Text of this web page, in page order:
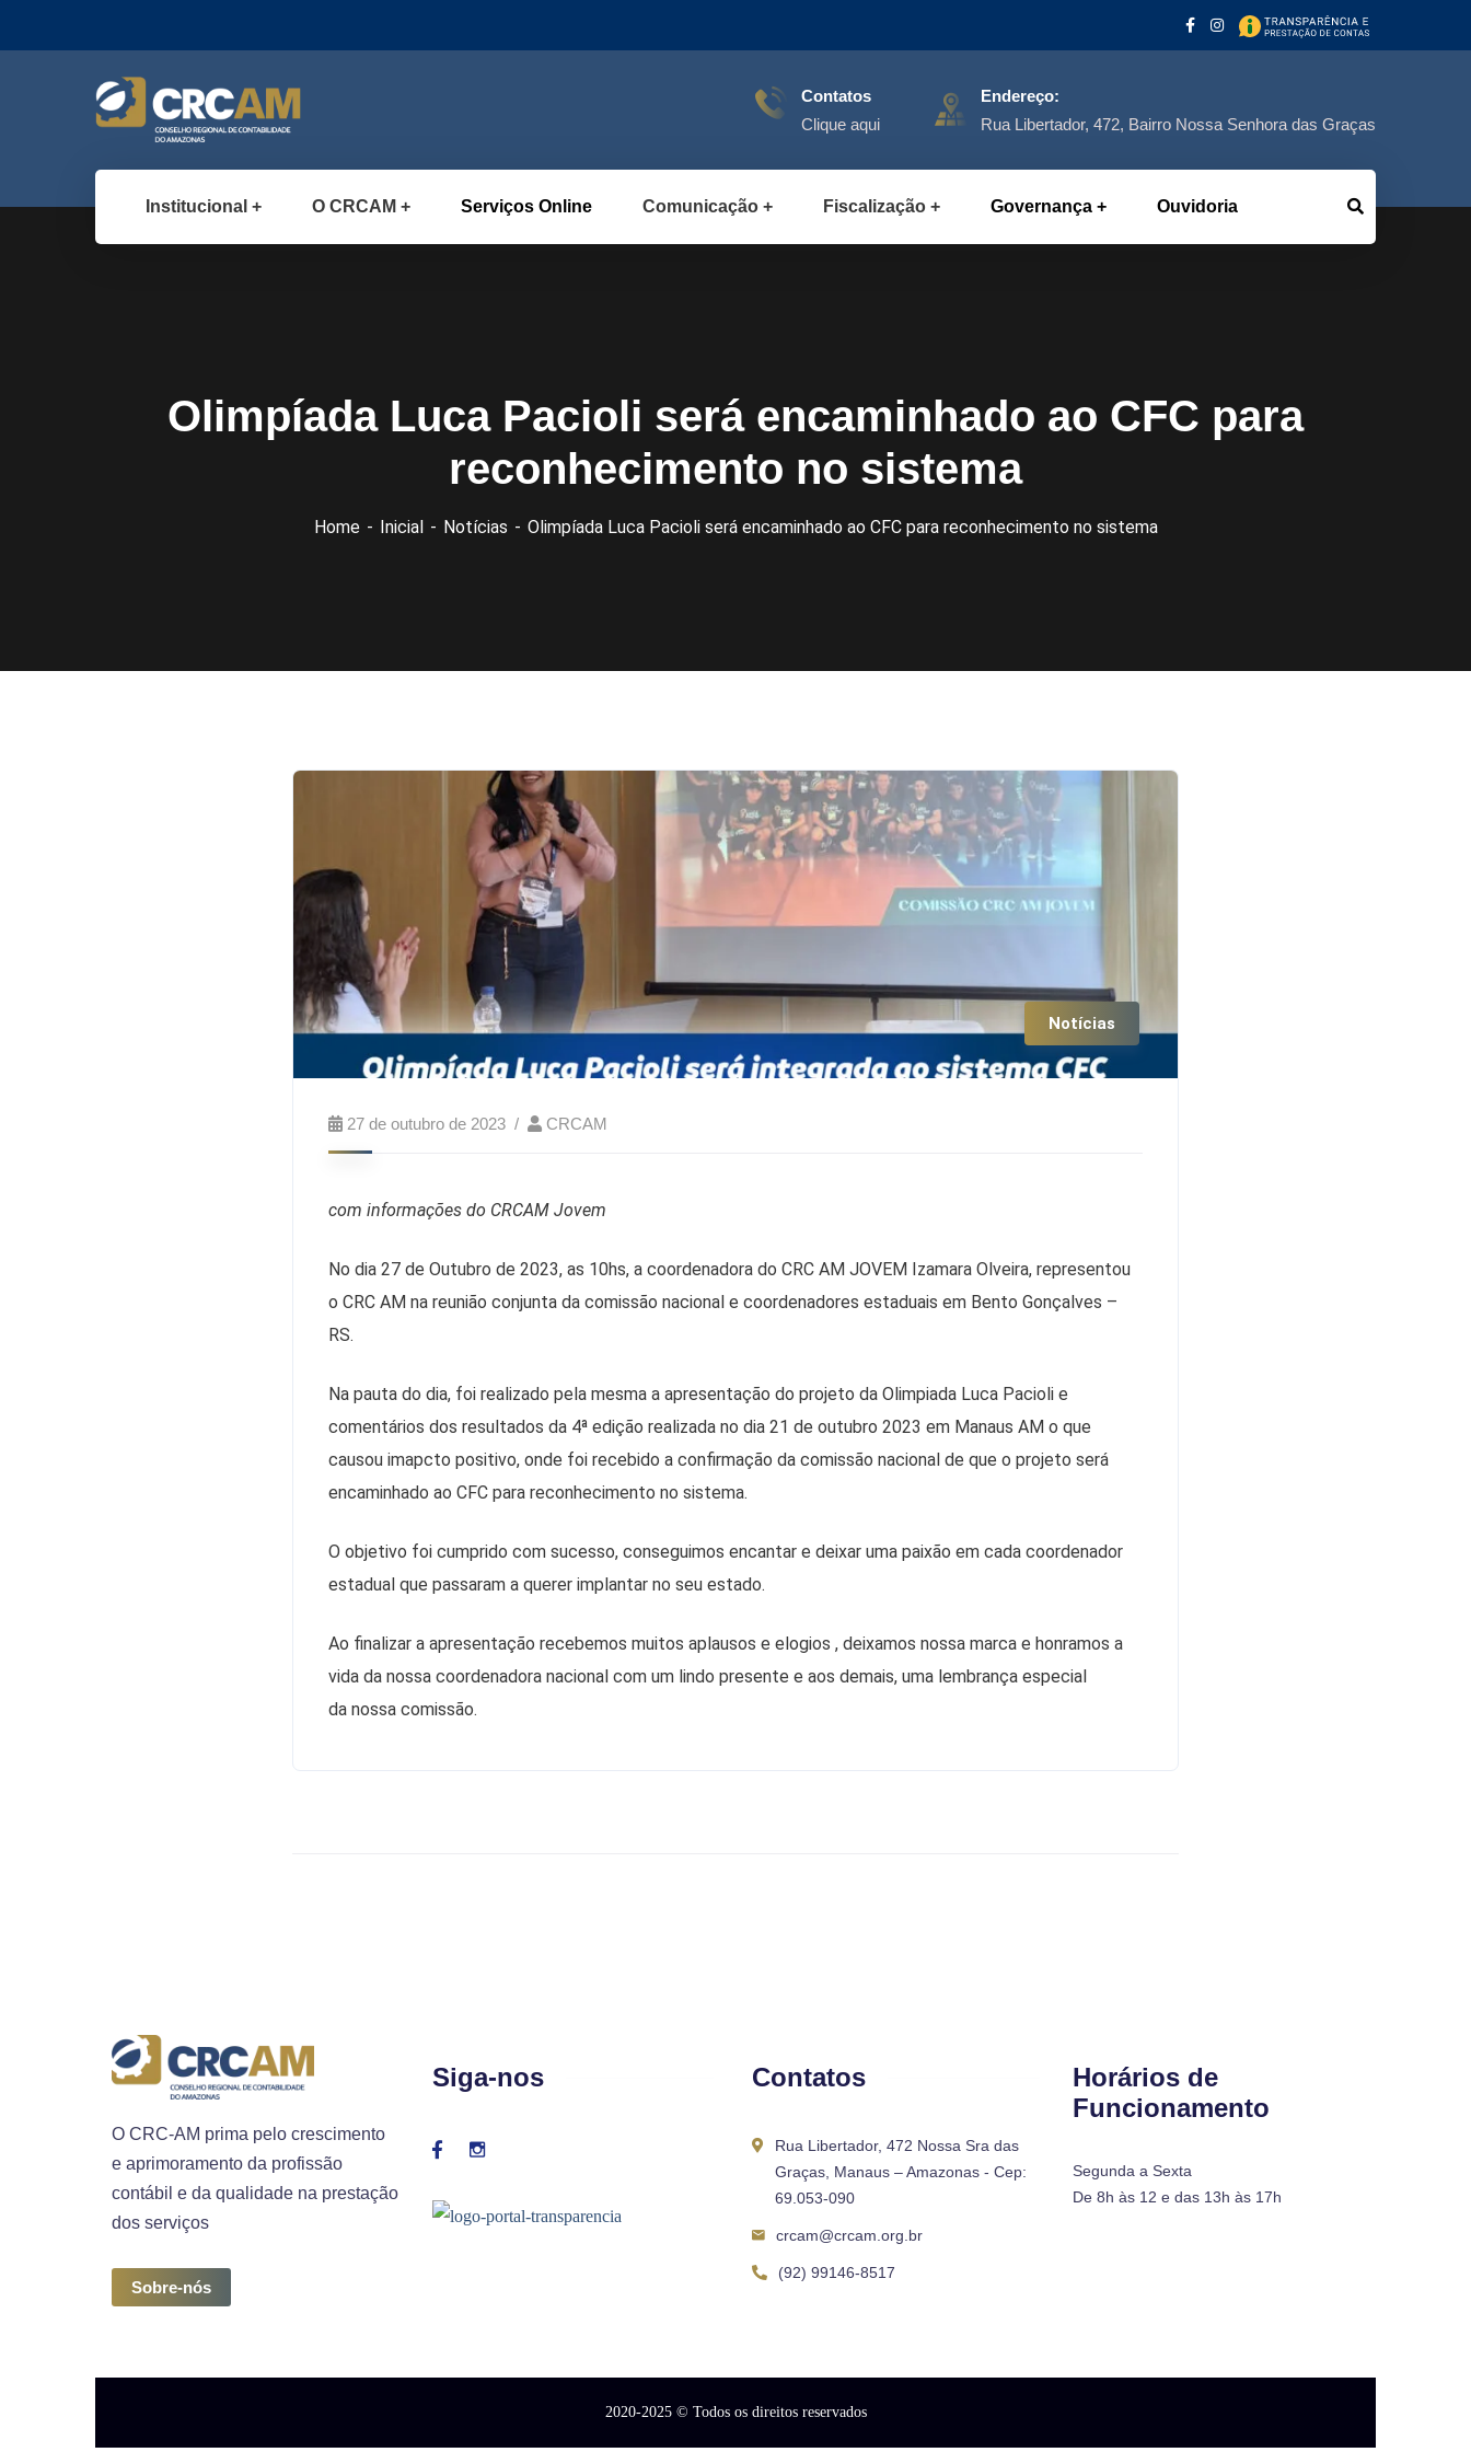
Contatos
Clique aqui
Endereço:
Rua Libertador, 472, Bairro Nossa Senhora das Graças
Institucional O CRCAM Serviços Online Comunicação Fiscalização Governança Ouvidoria
Olimpíada Luca Pacioli será encaminhado ao CFC para
reconhecimento no sistema
Home Inicial Notícias Olimpíada Luca Pacioli será encaminhado ao CFC para reconhecimento no sistema
Notícias
27 de outubro de 2023 CRCAM
com informações do CRCAM Jovem
No dia 27 de Outubro de 2023, as 10hs, a coordenadora do CRC AM JOVEM Izamara Olveira, representou
o CRC AM na reunião conjunta da comissão nacional e coordenadores estaduais em Bento Gonçalves –
RS.
Na pauta do dia, foi realizado pela mesma a apresentação do projeto da Olimpiada Luca Pacioli e
comentários dos resultados da 4ª edição realizada no dia 21 de outubro 2023 em Manaus AM o que
causou imapcto positivo, onde foi recebido a confirmação da comissão nacional de que o projeto será
encaminhado ao CFC para reconhecimento no sistema.
O objetivo foi cumprido com sucesso, conseguimos encantar e deixar uma paixão em cada coordenador
estadual que passaram a querer implantar no seu estado.
Ao finalizar a apresentação recebemos muitos aplausos e elogios , deixamos nossa marca e honramos a
vida da nossa coordenadora nacional com um lindo presente e aos demais, uma lembrança especial
da nossa comissão.
O CRC-AM prima pelo crescimento
e aprimoramento da profissão
contábil e da qualidade na prestação
dos serviços
Sobre-nós
Siga-nos Contatos
Rua Libertador, 472 Nossa Sra das
Graças, Manaus – Amazonas - Cep:
69.053-090
crcam@crcam.org.br
(92) 99146-8517
Horários de
Funcionamento
Segunda a Sexta
De 8h às 12 e das 13h às 17h
2020-2025© Todos os direitos reservados